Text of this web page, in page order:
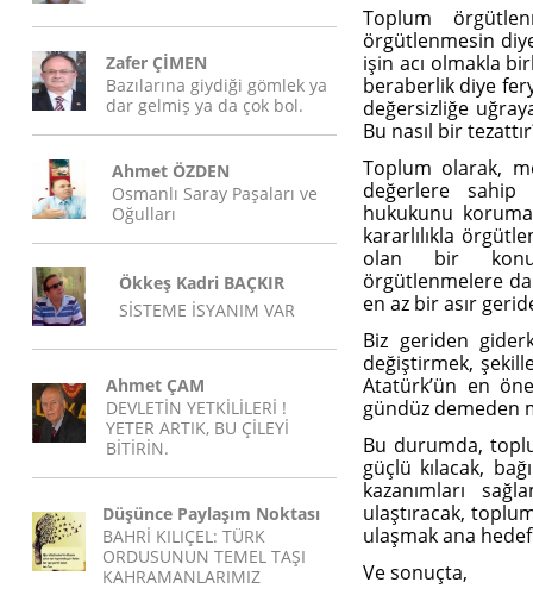
Zafer ÇİMEN
Bazılarına giydiği gömlek ya
dar gelmiş ya da çok bol.
Ahmet ÖZDEN
Osmanlı Saray Paşaları ve
Oğulları
Ökkeş Kadri BAÇKIR
SİSTEME İSYANIM VAR
Ahmet ÇAM
DEVLETİN YETKİLİLERİ !
YETER ARTIK, BU ÇİLEYİ
BİTİRİN.
Düşünce Paylaşım Noktası
BAHRİ KILIÇEL: TÜRK
ORDUSUNUN TEMEL TAŞI
KAHRAMANLARIMIZ
Toplum
örgütlenmesin
işin acı olmakla
beraberlik diye
değersizliğe
Bu nasıl bir
Toplum olarak,
değerlere sahip
hukukunu
kararlılıkla
olan bir
örgütlenmelere
en az bir asır
Biz geriden
değiştirmek,
Atatürk’ün en
gündüz demeden
Bu durumda,
güçlü kılacak,
kazanımları
ulaştıracak,
ulaşmak ana
Ve sonuçta,